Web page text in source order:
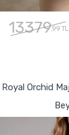
13379,99 TL
Royal Orchid